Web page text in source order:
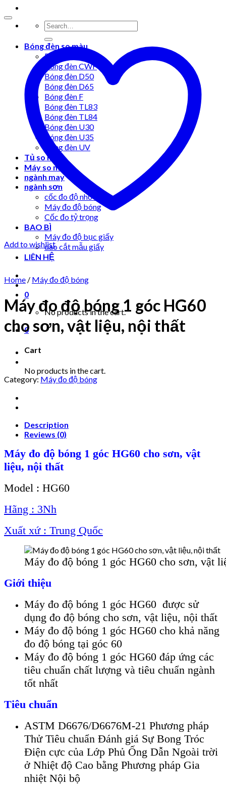
Bóng đèn so màu
Bóng đèn A
Bóng đèn CWF
Bóng đèn D50
Bóng đèn D65
Bóng đèn F
Bóng đèn TL83
Bóng đèn TL84
Bóng đèn U30
Bóng đèn U35
Bóng đèn UV
Tủ so màu
Máy so màu
ngành may
ngành sơn
cốc đo độ nhớt
Máy đo độ bóng
Cốc đo tỷ trọng
BAO BÌ
Máy đo độ bục giấy
dao cắt mẫu giấy
LIÊN HỆ
0
No products in the cart.
0
Cart
No products in the cart.
Add to wishlist
Home / Máy đo độ bóng
Máy đo độ bóng 1 góc HG60
cho sơn, vật liệu, nội thất
Category: Máy đo độ bóng
Description
Reviews (0)
Máy đo độ bóng 1 góc HG60 cho sơn, vật
liệu, nội thất
Model : HG60
Hãng : 3Nh
Xuất xứ : Trung Quốc
Máy đo độ bóng 1 góc HG60 cho sơn, vật
Giới thiệu
Máy đo độ bóng 1 góc HG60 được sử
dụng đo độ bóng cho sơn, vật liệu, nội thất
Máy đo độ bóng 1 góc HG60 cho khả năng
đo độ bóng tại góc 60
Máy đo độ bóng 1 góc HG60 đáp ứng các
tiêu chuẩn chất lượng và tiêu chuẩn ngành
tốt nhất
Tiêu chuẩn
ASTM D6676/D6676M-21 Phương pháp
Thử Tiêu chuẩn Đánh giá Sự Bong Tróc
Điện cực của Lớp Phủ Ống Dẫn Ngoài trời
ở Nhiệt độ Cao bằng Phương pháp Gia
nhiệt Nội bộ